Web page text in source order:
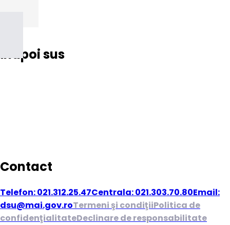
Înapoi sus
Contact
Telefon: 021.312.25.47Centrala: 021.303.70.80Email:
dsu@mai.gov.roTermeni şi condiţiiPolitica de
confidenţialitateDeclinare de responsabilitate